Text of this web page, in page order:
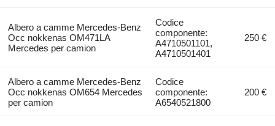
Albero a camme Mercedes-Benz
Occ nokkenas OM471LA
Mercedes per camion
Codice
componente:
A4710501101,
A4710501401
250 €
Albero a camme Mercedes-Benz
Occ nokkenas OM654 Mercedes
per camion
Codice
componente:
A6540521800
200 €